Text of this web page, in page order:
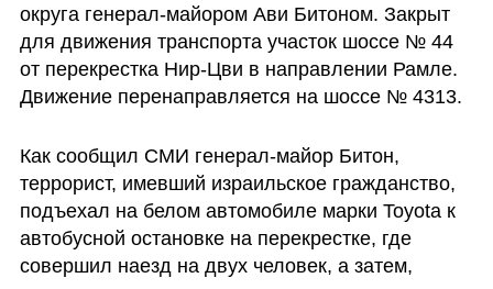
округа генерал-майором Ави Битоном. Закрыт
для движения транспорта участок шоссе № 44
от перекрестка Нир-Цви в направлении Рамле.
Движение перенаправляется на шоссе № 4313.
Как сообщил СМИ генерал-майор Битон,
террорист, имевший израильское гражданство,
подъехал на белом автомобиле марки Toyota к
автобусной остановке на перекрестке, где
совершил наезд на двух человек, а затем,